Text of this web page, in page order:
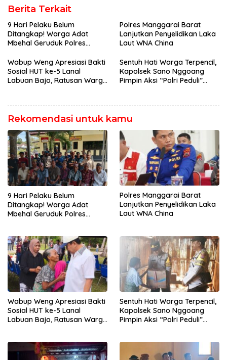
Berita Terkait
9 Hari Pelaku Belum
Ditangkap! Warga Adat
Mbehal Geruduk Polres
Penegakan Hukum Kapolres
Polres Manggarai Barat
Lanjutkan Penyelidikan Laka
Laut WNA China
Wabup Weng Apresiasi Bakti
Sosial HUT ke-5 Lanal
Labuan Bajo, Ratusan Warga
Gratis
Sentuh Hati Warga Terpencil,
Kapolsek Sano Nggoang
Pimpin Aksi “Polri Peduli”
Rekomendasi untuk kamu
9 Hari Pelaku Belum
Ditangkap! Warga Adat
Mbehal Geruduk Polres
Polres Manggarai Barat
Lanjutkan Penyelidikan Laka
Laut WNA China
Wabup Weng Apresiasi Bakti
Sosial HUT ke-5 Lanal
Labuan Bajo, Ratusan Warga
Gratis
Sentuh Hati Warga Terpencil,
Kapolsek Sano Nggoang
Pimpin Aksi “Polri Peduli”